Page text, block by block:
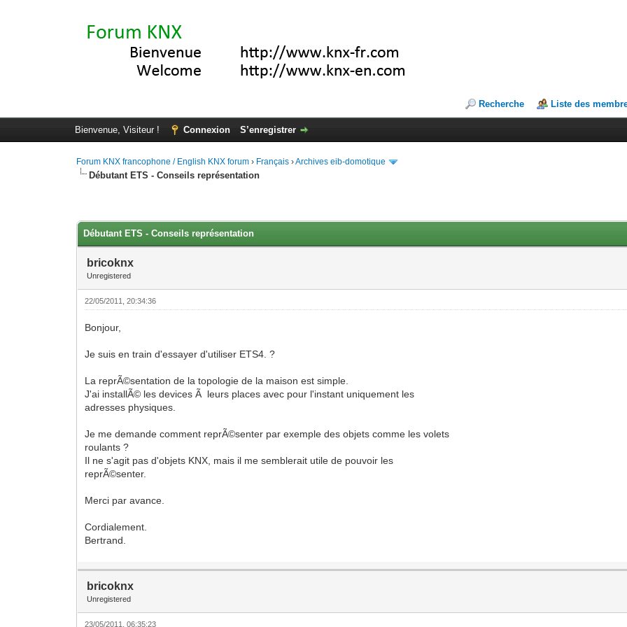
Recherche Liste des
Bienvenue, Visiteur ! Connexion S’enregistrer
Forum KNX francophone / English KNX forum › Français ›Archives eib-domotique
Débutant ETS - Conseils représentation
Débutant ETS - Conseils représentation
bricoknx
Unregistered
22/05/2011, 20:34:36
Bonjour,
Je suis en train d'essayer d'utiliser ETS4. ?
La reprÃ©sentation de la topologie de la maison est simple.
J'ai installÃ© les devices Ã leurs places avec pour l'instant uniquement les
adresses physiques.
Je me demande comment reprÃ©senter par exemple des objets comme les volets
roulants ?
Il ne s'agit pas d'objets KNX, mais il me semblerait utile de pouvoir les
reprÃ©senter.
Merci par avance.
Cordialement.
Bertrand.
bricoknx
Unregistered
23/05/2011, 06:35:23